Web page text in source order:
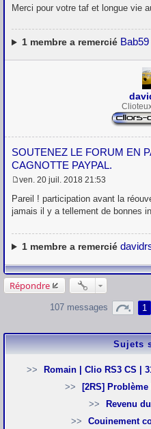
a
e
Merci pour votre taf et longue vie
1membre a remercié Bab59
SOUTENEZ LE FORUM EN PARTICIPANT À NOTRE
CAGNOTTE PAYPAL.
e
s
g
e
ven. 20 juil. 2018 21:53
Pareil ! participation avant la
jamais il y a tellement de bonnes
1membre a remercié
Répondre
107 messages 1
Sujets
Romain | Clio RS3 CS |
[2RS]
Revenu
Couinement